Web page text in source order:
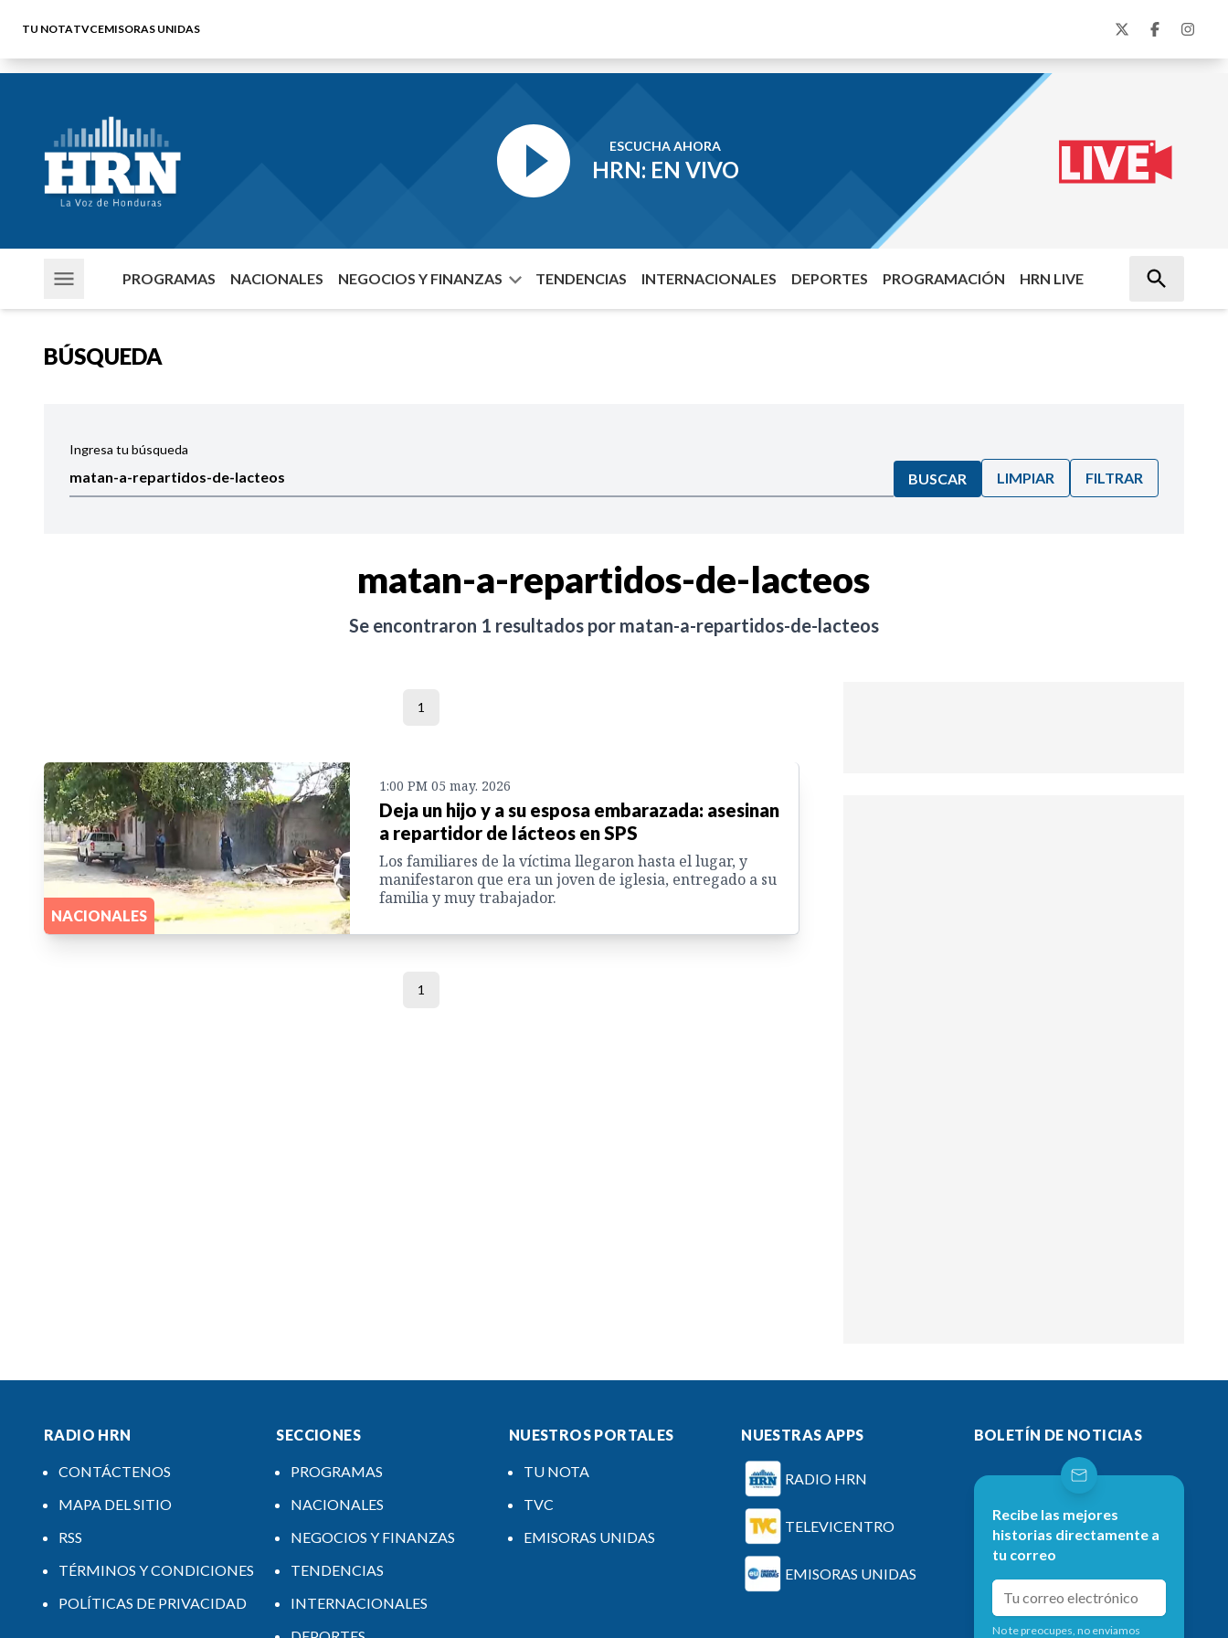
TU NOTATVCEMISORAS UNIDAS
ESCUCHA AHORA
HRN: EN VIVO
PROGRAMAS NACIONALES NEGOCIOS Y FINANZAS TENDENCIAS INTERNACIONALES DEPORTES PROGRAMACIÓN HRN LIVE
BÚSQUEDA
Ingresa tu búsqueda
BUSCAR LIMPIAR FILTRAR
matan-a-repartidos-de-lacteos
Se encontraron 1 resultados por matan-a-repartidos-de-lacteos
1
NACIONALES
1:00 PM 05 may. 2026
Deja un hijo y a su esposa embarazada: asesinan
a repartidor de lácteos en SPS
Los familiares de la víctima llegaron hasta el lugar, y
manifestaron que era un joven de iglesia, entregado a su
familia y muy trabajador.
1
RADIO HRN
CONTÁCTENOS
MAPA DEL SITIO
RSS
TÉRMINOS Y CONDICIONES
POLÍTICAS DE PRIVACIDAD
SECCIONES
PROGRAMAS
NACIONALES
NEGOCIOS Y FINANZAS
TENDENCIAS
INTERNACIONALES
NUESTROS PORTALES
TU NOTA
TVC
EMISORAS UNIDAS
NUESTRAS APPS
RADIO HRN
TELEVICENTRO
EMISORAS UNIDAS
BOLETÍN DE NOTICIAS
Recibe las mejores
historias directamente a
tu correo
No te preocupes, no enviamos